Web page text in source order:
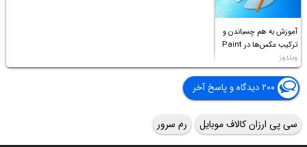
آموزش به هم چسباندن و
ترکیب عکس‌ها در Paint
ویندوز
۲۰۰ دیدگاه و پاسخ آخر
سی پی ارزان کالاف موبایل رم سرور